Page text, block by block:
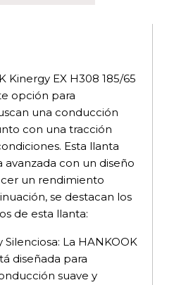
Kinergy EX H308 185/65
opción para
una conducción
con una tracción
Esta llanta
con un diseño
un rendimiento
se destacan los
de esta llanta:
La HANKOOK
diseñada para
suave y